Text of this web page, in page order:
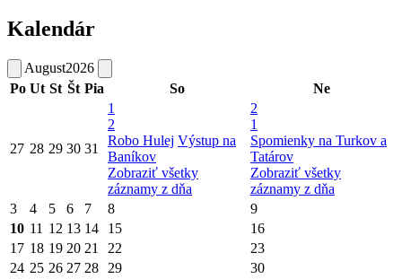
Kalendár
August2026
Po Ut St Št Pia So Ne
27 28 29 30 31
1
2
Robo Hulej Výstup na
Baníkov
Zobraziť všetky
záznamy z dňa
2
1
Spomienky na Turkov a
Tatárov
Zobraziť všetky
záznamy z dňa
3
4 5 6 7 8
9
10 11 12 13 14 15
16
17 18 19 20 21 22
23
24 25 26 27 28 29
30